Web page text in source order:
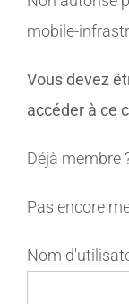
MEMBRES
CONTACT
mobile-
Vous devez
accéder à ce
Déjà membre
Pas encore
Nom